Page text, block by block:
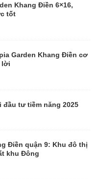
Khang Điền 6×16,
tốt
Garden Khang Điền cơ
lời
đầu tư tiềm năng 2025
Điền quận 9: Khu đô thị
khu Đông